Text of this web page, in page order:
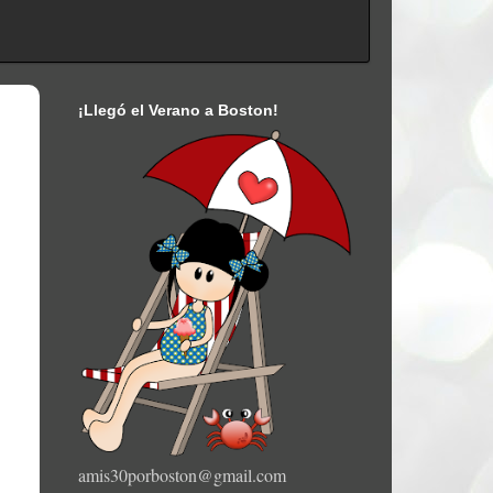
¡Llegó el Verano a Boston!
amis30porboston@gmail.com